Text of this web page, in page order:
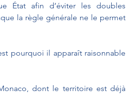
État afin d’éviter les doubles
la règle générale ne le permet
pourquoi il apparaît raisonnable
dont le territoire est déjà